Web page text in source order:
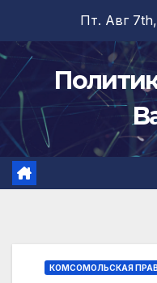
содержимому
Пт. Авг
КОМСОМОЛЬСКАЯ